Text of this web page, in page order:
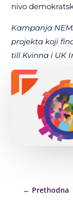
nivo
Kampanja
projekta koji
till Kvinna i UK
← Prethodna